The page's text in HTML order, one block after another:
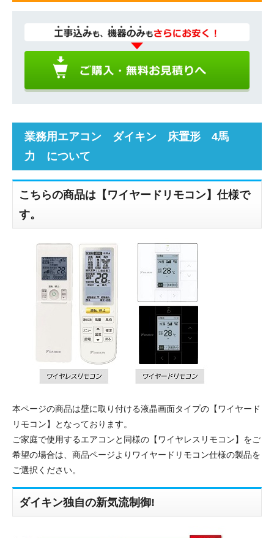
業務用エアコン ダイキン 床置形 4馬
力 について
こちらの商品は【ワイヤードリモコン】仕様で
す。
本ページの商品は壁に取り付ける液晶画面タイプの【ワイヤード
リモコン】となっております。
ご家庭で使用するエアコンと同様の【ワイヤレスリモコン】をご
希望の場合は、商品ページよりワイヤードリモコン仕様の製品を
ご選択ください。
ダイキン独自の新気流制御!